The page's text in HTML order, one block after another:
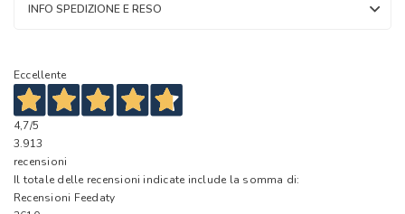
INFO SPEDIZIONE E RESO
Eccellente
4,7/5
3.913
recensioni
Il totale delle recensioni indicate include la somma di:
Recensioni Feedaty